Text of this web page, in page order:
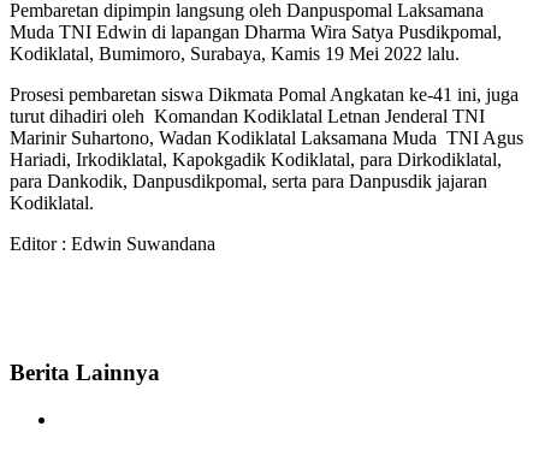
Pembaretan dipimpin langsung oleh Danpuspomal Laksamana
Muda TNI Edwin di lapangan Dharma Wira Satya Pusdikpomal,
Kodiklatal, Bumimoro, Surabaya, Kamis 19 Mei 2022 lalu.
Prosesi pembaretan siswa Dikmata Pomal Angkatan ke-41 ini, juga
turut dihadiri oleh Komandan Kodiklatal Letnan Jenderal TNI
Marinir Suhartono, Wadan Kodiklatal Laksamana Muda TNI Agus
Hariadi, Irkodiklatal, Kapokgadik Kodiklatal, para Dirkodiklatal,
para Dankodik, Danpusdikpomal, serta para Danpusdik jajaran
Kodiklatal.
Editor : Edwin Suwandana
Berita Lainnya